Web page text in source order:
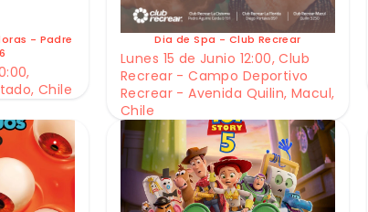
- Padre
Chile
Dia de Spa - Club Recrear
Lunes 15 de Junio 12:00, Club
Recrear - Campo Deportivo
Recrear - Avenida Quilin, Macul,
Chile